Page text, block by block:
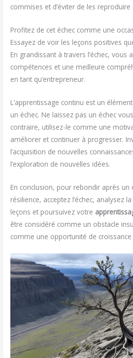
commises et d’éviter de les reproduire
Profitez de cet échec comme une
Essayez de voir les leçons positives
En grandissant à travers l’échec, vous
compétences et une meilleure
en tant qu’entrepreneur.
L’apprentissage continu est un
un échec. Ne laissez pas un échec
contraire, utilisez-le comme une
améliorer et continuer à progresser.
l’acquisition de nouvelles
l’exploration de nouvelles idées.
En conclusion, pour rebondir après un
résilience, acceptez l’échec, analysez
leçons et poursuivez votre
être considéré comme un obstacle
comme une opportunité de